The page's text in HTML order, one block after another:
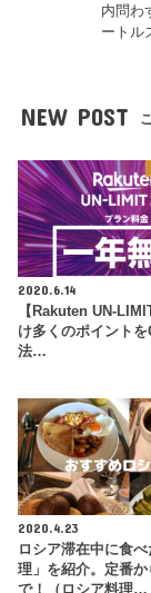
内問わ
ートル
NEW POST
2020.6.14
【Rakuten UN-
け多くのポイント
法…
2020.4.23
ロシア滞在中に食
理」を紹介。定番か
で！（ロシア料理…